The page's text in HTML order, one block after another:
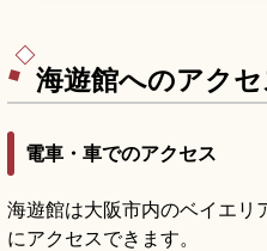
海遊館へのアク
電車・車でのアクセス
海遊館は大阪市内のベイエリ
にアクセスできます。